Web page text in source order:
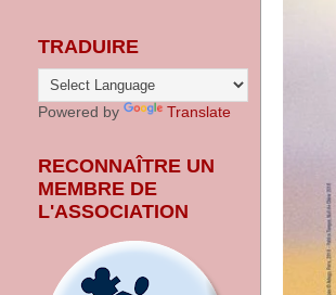
TRADUIRE
Powered by Translate
RECONNAÎTRE UN
MEMBRE DE
L'ASSOCIATION